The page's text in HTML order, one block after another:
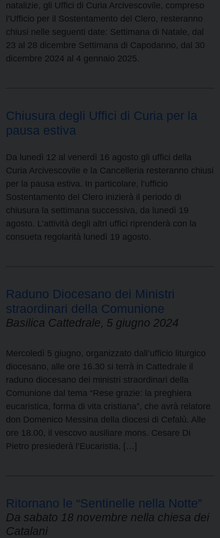
natalizie, gli Uffici di Curia Arcivescovile, compreso
l’Ufficio per il Sostentamento del Clero, resteranno
chiusi nelle seguenti date: Settimana di Natale, dal
23 al 28 dicembre Settimana di Capodanno, dal 30
dicembre 2024 al 4 gennaio 2025.
Chiusura degli Uffici di Curia per la
pausa estiva
Da lunedì 12 al venerdì 16 agosto gli uffici della
Curia Arcivescovile e la Cancelleria resteranno chiusi
per la pausa estiva. In particolare, l’ufficio
Sostentamento del Clero inizierà il periodo di
chiusura la settimana successiva, da lunedì 19
agosto. L’attività degli altri uffici riprenderà con la
consueta regolarità lunedì 19 agosto.
Raduno Diocesano dei Ministri
straordinari della Comunione
Basilica Cattedrale, 5 giugno 2024
Mercoledì 5 giugno, organizzato dall’ufficio liturgico
diocesano, alle ore 16.30 si terrà in Cattedrale il
raduno diocesano dei ministri straordinari della
Comunione dal tema “Rese grazie: la preghiera
eucaristica, forma di vita cristiana”, che avrà relatore
don Domenico Messina della diocesi di Cefalù. Alle
ore 18.00, il vescovo ausiliare mons. Cesare Di
Pietro presiederà l’Eucaristia, […]
Ritornano le “Sentinelle nella Notte”
Da sabato 18 novembre nella chiesa dei
Catalani